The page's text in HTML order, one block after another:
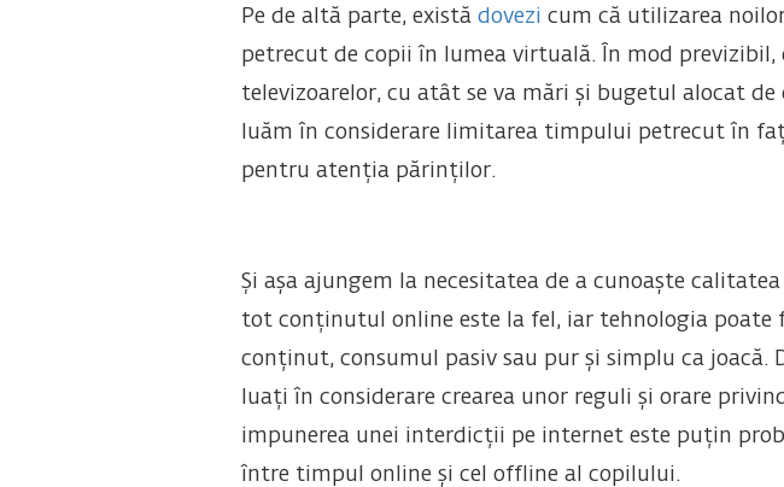
Pe de altă parte, există dovezi cum că utilizarea
petrecut de copii în lumea virtuală. În mod
televizoarelor, cu atât se va mări și bugetul alocat
luăm în considerare limitarea timpului petrecut în
pentru atenția părinților.
Și așa ajungem la necesitatea de a cunoaște
tot conținutul online este la fel, iar tehnologia
conținut, consumul pasiv sau pur și simplu ca
luați în considerare crearea unor reguli și orare
impunerea unei interdicții pe internet este puțin
între timpul online și cel offline al copilului.